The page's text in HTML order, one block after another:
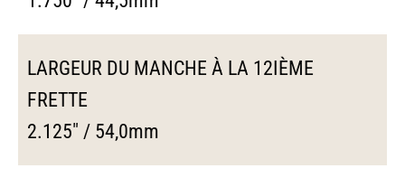
LARGEUR DU MANCHE À LA 12IÈME
FRETTE
2.125" / 54,0mm